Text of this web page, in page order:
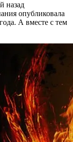
назад
опубликовала
А вместе с тем